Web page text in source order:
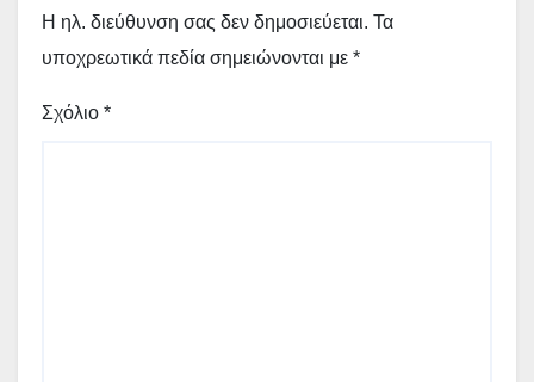
Η ηλ. διεύθυνση σας δεν δημοσιεύεται. Τα
υποχρεωτικά πεδία σημειώνονται με *
Σχόλιο *